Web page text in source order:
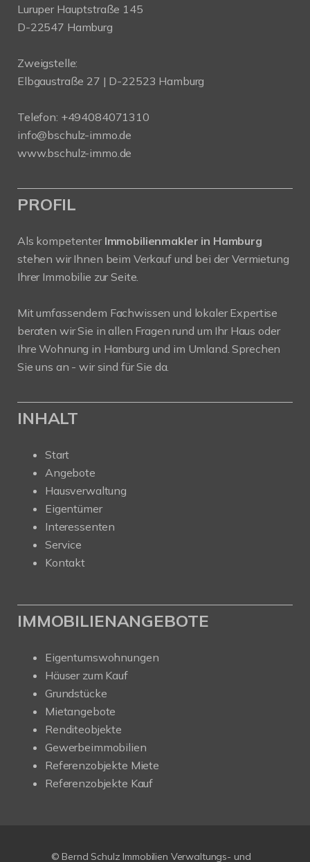
Luruper Hauptstraße 145
D-22547 Hamburg
Zweigstelle:
Elbgaustraße 27 | D-22523 Hamburg
Telefon: +494084071310
info@bschulz-immo.de
www.bschulz-immo.de
PROFIL
Als kompetenter Immobilienmakler in Hamburg
stehen wir Ihnen beim Verkauf und bei der Vermietung
Ihrer Immobilie zur Seite.
Mit umfassendem Fachwissen und lokaler Expertise
beraten wir Sie in allen Fragen rund um Ihr Haus oder
Ihre Wohnung in Hamburg und im Umland. Sprechen
Sie uns an - wir sind für Sie da.
INHALT
Start
Angebote
Hausverwaltung
Eigentümer
Interessenten
Service
Kontakt
IMMOBILIENANGEBOTE
Eigentumswohnungen
Häuser zum Kauf
Grundstücke
Mietangebote
Renditeobjekte
Gewerbeimmobilien
Referenzobjekte Miete
Referenzobjekte Kauf
© Bernd Schulz Immobilien Verwaltungs- und